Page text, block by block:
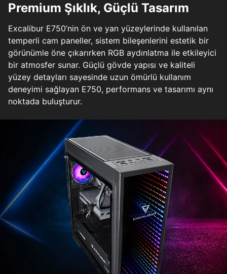
Premium Şıklık, Güçlü Tasarım
Excalibur E750’nin ön ve yan yüzeylerinde kullanılan
temperli cam paneller, sistem bileşenlerini estetik bir
görünümle öne çıkarırken RGB aydınlatma ile etkileyici
bir atmosfer sunar. Güçlü gövde yapısı ve kaliteli
yüzey detayları sayesinde uzun ömürlü kullanım
deneyimi sağlayan E750, performans ve tasarımı aynı
noktada buluşturur.